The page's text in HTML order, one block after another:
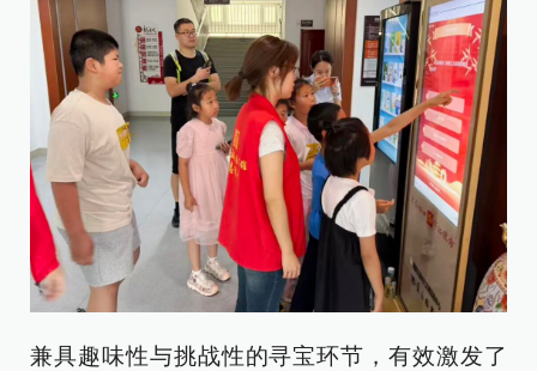
兼具趣味性与挑战性的寻宝环节，有效激发了